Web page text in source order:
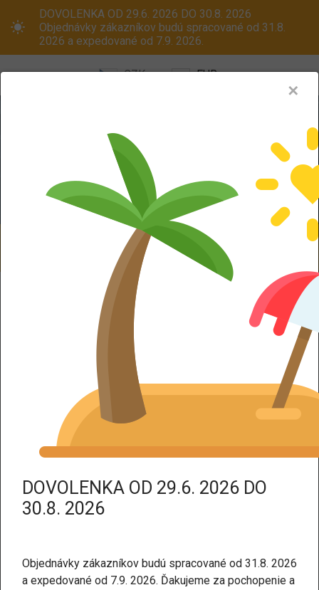
DOVOLENKA OD 29.6. 2026 DO 30.8. 2026
Objednávky zákazníkov budú spracované od 31.8.
2026 a expedované od 7.9. 2026.
CZK EUR
Menu
Oceľové disky ALU kola
Dodáváme aj na Slovensko! Platcom
DPH dodáme tovar bez DPH.
Motorkové
MICHELIN POWER GP2 R 160/60
R17 69W
✕
DOVOLENKA OD 29.6. 2026 DO
30.8. 2026
Objednávky zákazníkov budú spracované od 31.8. 2026
a expedované od 7.9. 2026. Ďakujeme za pochopenie a